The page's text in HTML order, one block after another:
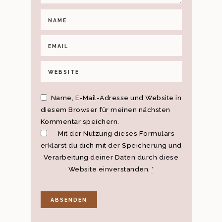
Name, E-Mail-Adresse und Website in
diesem Browser für meinen nächsten
Kommentar speichern.
Mit der Nutzung dieses Formulars
erklärst du dich mit der Speicherung und
Verarbeitung deiner Daten durch diese
Website einverstanden. *